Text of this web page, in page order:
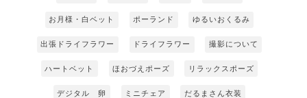
お月様・白ベット ポーランド ゆるいおくるみ
出張ドライフラワー ドライフラワー 撮影について
ハートベット ほおづえポーズ リラックスポーズ
デジタル 卵 ミニチェア だるまさん衣装